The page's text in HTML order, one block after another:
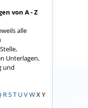
von A - Z
alle
Unterlagen,
und
RST UVWX Y